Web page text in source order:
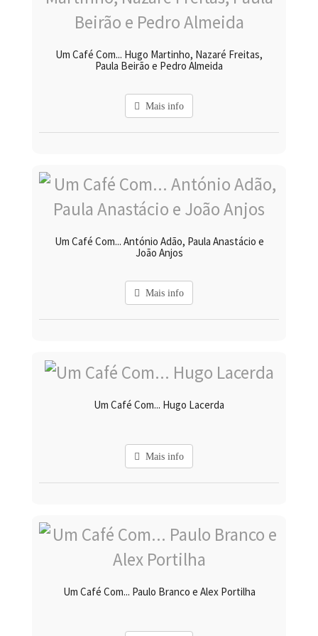
Um Café Com... Hugo Martinho, Nazaré Freitas,
Paula Beirão e Pedro Almeida
Mais info
Um Café Com... António Adão, Paula Anastácio e
João Anjos
Mais info
Um Café Com... Hugo Lacerda
Mais info
Um Café Com... Paulo Branco e Alex Portilha